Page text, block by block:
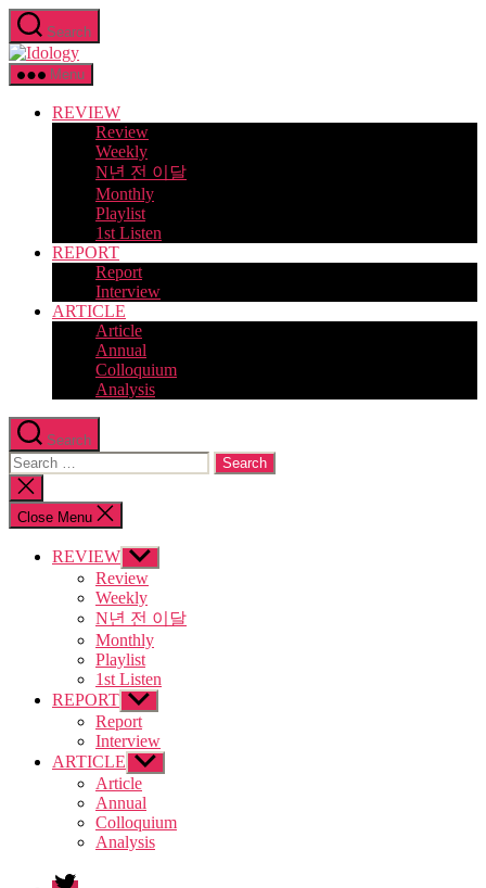
Skip
to
the
content
Search
Idology
Menu
REVIEW
Review
Weekly
N년 전 이달
Monthly
Playlist
1st Listen
REPORT
Report
Interview
ARTICLE
Article
Annual
Colloquium
Analysis
Search
Search
for:
Close
search
Close Menu
REVIEW Show
sub
menu
Review
Weekly
N년 전 이달
Monthly
Playlist
1st Listen
REPORT Show
sub
menu
Report
Interview
ARTICLE Show
sub
menu
Article
Annual
Colloquium
Analysis
twitter